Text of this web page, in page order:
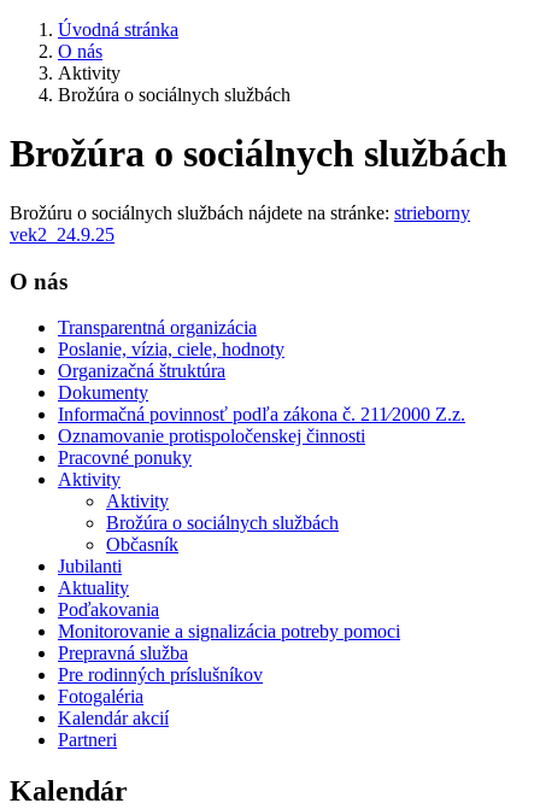
Úvodná stránka
O nás
Aktivity
Brožúra o sociálnych službách
Brožúra o sociálnych službách
Brožúru o sociálnych službách nájdete na stránke: strieborny
vek2_24.9.25
O nás
Transparentná organizácia
Poslanie, vízia, ciele, hodnoty
Organizačná štruktúra
Dokumenty
Informačná povinnosť podľa zákona č. 211⁄2000 Z.z.
Oznamovanie protispoločenskej činnosti
Pracovné ponuky
Aktivity
Aktivity
Brožúra o sociálnych službách
Občasník
Jubilanti
Aktuality
Poďakovania
Monitorovanie a signalizácia potreby pomoci
Prepravná služba
Pre rodinných príslušníkov
Fotogaléria
Kalendár akcií
Partneri
Kalendár